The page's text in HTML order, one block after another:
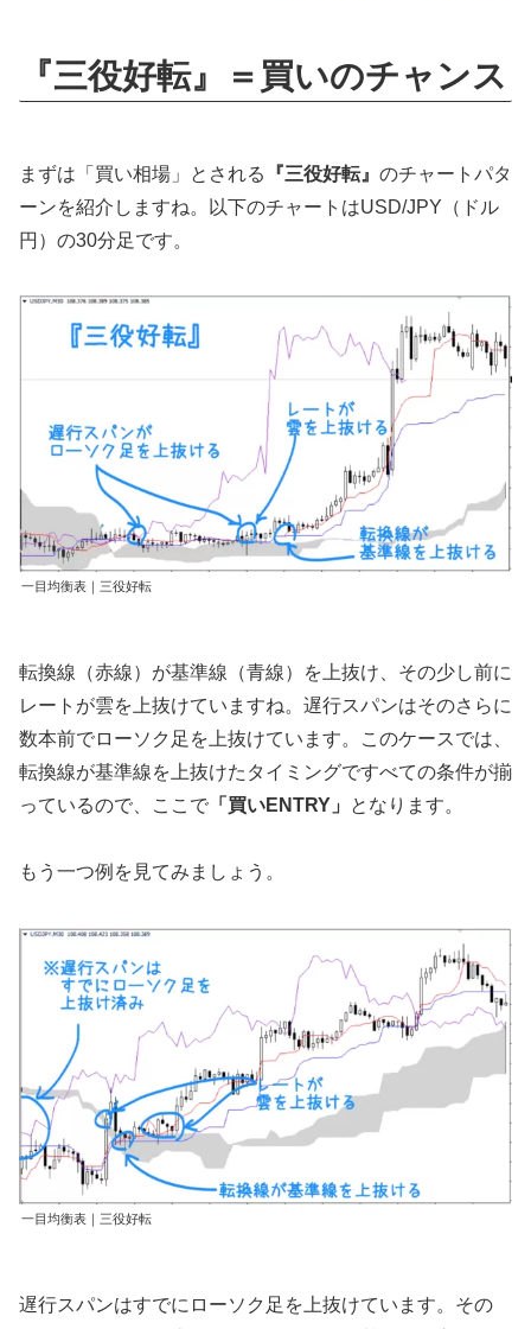
『三役好転』＝買いのチャンス
まずは「買い相場」とされる 『三役好転』 のチャートパタ
ーンを紹介しますね。以下のチャートはUSD/JPY（ドル
円）の30分足です。
一目均衡表｜三役好転
転換線（赤線）が基準線（青線）を上抜け、その少し前に
レートが雲を上抜けていますね。遅行スパンはそのさらに
数本前でローソク足を上抜けています。このケースでは、
転換線が基準線を上抜けたタイミングですべての条件が揃
っているので、ここで 「買いENTRY」 となります。
もう一つ例を見てみましょう。
一目均衡表｜三役好転
遅行スパンはすでにローソク足を上抜けています。その